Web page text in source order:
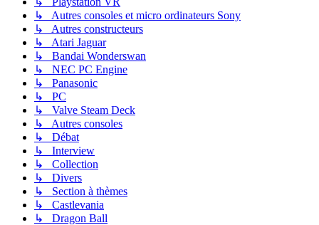
↳ Autres consoles et micro ordinateurs Sony
↳ Autres constructeurs
↳ Atari Jaguar
↳ Bandai Wonderswan
↳ NEC PC Engine
↳ Panasonic
↳ PC
↳ Valve Steam Deck
↳ Autres consoles
↳ Débat
↳ Interview
↳ Collection
↳ Divers
↳ Section à thèmes
↳ Castlevania
↳ Dragon Ball